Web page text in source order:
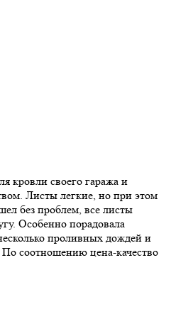
кровли своего гаража и
Листы легкие, но при этом
без проблем, все листы
Особенно порадовала
проливных дождей и
соотношению цена-качество